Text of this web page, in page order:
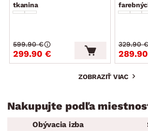
tkanina
299.90 €
599.90 € 329.90 €
ZOBRAZIŤ VIAC
Nakupujte podľa
Obývacia izba